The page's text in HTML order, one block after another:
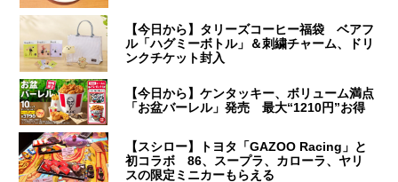
【今日から】タリーズコーヒー福袋 ベアフ
ル「ハグミーボトル」＆刺繍チャーム、ドリ
ンクチケット封入
【今日から】ケンタッキー、ボリューム満点
「お盆バーレル」発売 最大“1210円”お得
【スシロー】トヨタ「GAZOO Racing」と
初コラボ 86、スープラ、カローラ、ヤリ
スの限定ミニカーもらえる